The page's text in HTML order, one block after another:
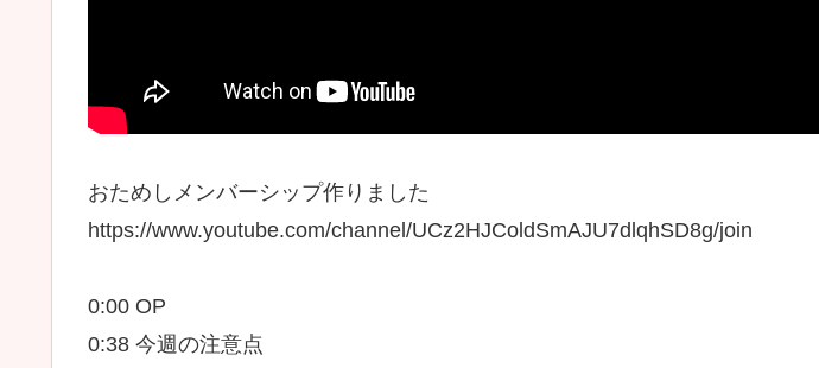
おためしメンバーシップ作りました
https://www.youtube.com/channel/UCz2HJColdSmAJU7dlqhSD8g/join
0:00 OP
0:38 今週の注意点